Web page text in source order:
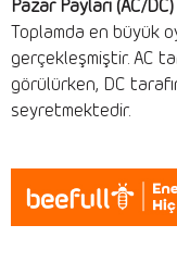
Pazar Payları (AC/DC)
Toplamda en büyük
gerçekleşmiştir. AC
görülürken, DC
seyretmektedir.